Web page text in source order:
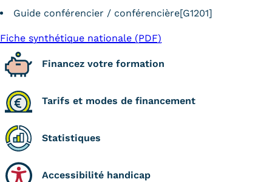
Guide conférencier / conférencière[G1201]
Fiche synthétique nationale (PDF)
Financez votre formation
Tarifs et modes de financement
Statistiques
Accessibilité handicap